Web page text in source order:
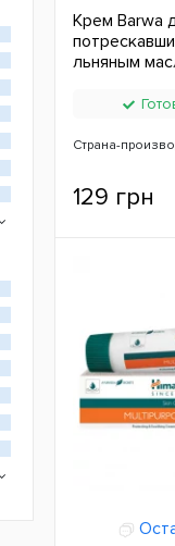
Крем Barwa
льняным
Страна-
129 грн